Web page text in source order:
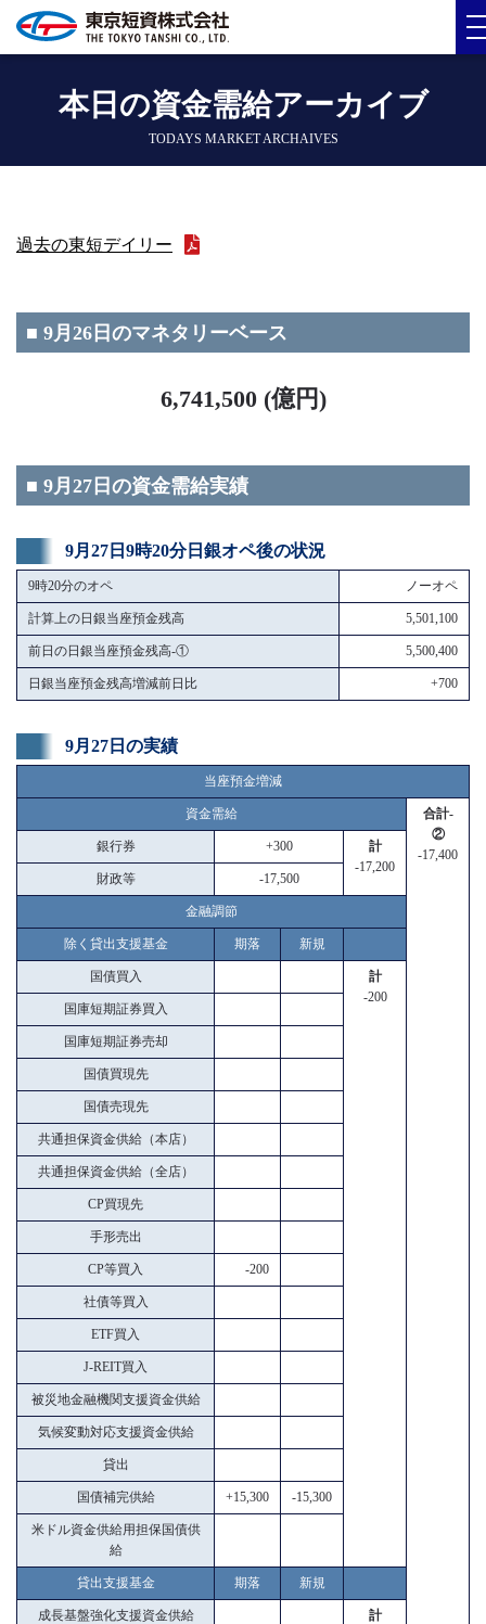
本日の資金需給アーカイブ
TODAYS MARKET ARCHAIVES
過去の東短デイリー
■ 9月26日のマネタリーベース
6,741,500 (億円)
■ 9月27日の資金需給実績
9月27日9時20分日銀オペ後の状況
9時20分のオペ ノーオペ
計算上の日銀当座預金残高 5,501,100
前日の日銀当座預金残高-① 5,500,400
日銀当座預金残高増減前日比 +700
9月27日の実績
当座預金増減
資金需給
合計-
②
-17,400
銀行券 +300
計
-17,200
財政等 -17,500
金融調節
除く貸出支援基金 期落 新規
国債買入
計
-200
国庫短期証券買入
国庫短期証券売却
国債買現先
国債売現先
共通担保資金供給（本店）
共通担保資金供給（全店）
CP買現先
手形売出
CP等買入 -200
社債等買入
ETF買入
J-REIT買入
被災地金融機関支援資金供給
気候変動対応支援資金供給
貸出
国債補完供給 +15,300 -15,300
米ドル資金供給用担保国債供
給
貸出支援基金 期落 新規
成長基盤強化支援資金供給
計